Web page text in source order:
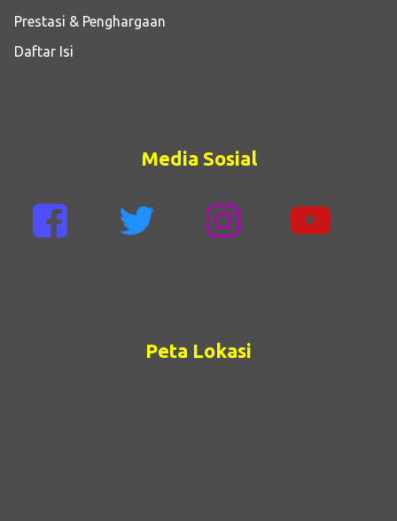
Prestasi & Penghargaan
Daftar Isi
Media Sosial
Peta Lokasi